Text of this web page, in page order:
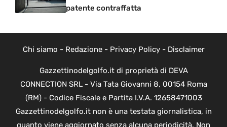
patente contraffatta
Chi siamo - Redazione- Privacy Policy- Disclaimer
Gazzettinodelgolfo.it di proprietà di DEVA
CONNECTION SRL - Via Tata Giovanni 8, 00154 Roma
(RM) - Codice Fiscale e Partita I.V.A. 12658471003
Gazzettinodelgolfo.it non è una testata giornalistica, in
quanto viene aggiornato senza alcuna periodicità. Non